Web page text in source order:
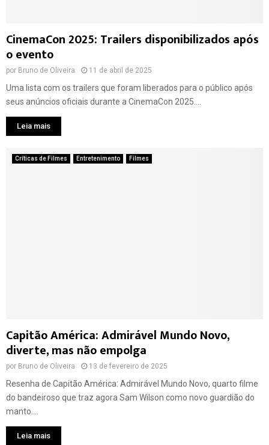
CinemaCon 2025: Trailers disponibilizados após
o evento
por Bruno de Oliveira 11 de abril de 2025
Uma lista com os trailers que foram liberados para o público após
seus anúncios oficiais durante a CinemaCon 2025....
Leia mais
Críticas de Filmes Entretenimento Filmes
Capitão América: Admirável Mundo Novo,
diverte, mas não empolga
por Bruno de Oliveira 13 de fevereiro de 2025
Resenha de Capitão América: Admirável Mundo Novo, quarto filme
do bandeiroso que traz agora Sam Wilson como novo guardião do
manto....
Leia mais